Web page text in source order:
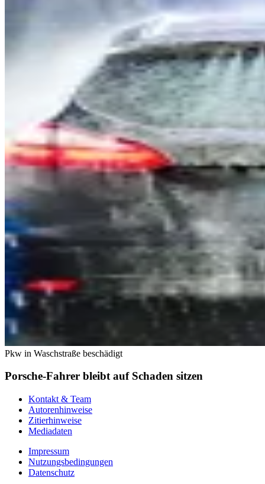
Pkw in Waschstraße beschädigt
Porsche-Fahrer bleibt auf Schaden sitzen
Kontakt & Team
Autorenhinweise
Zitierhinweise
Mediadaten
Impressum
Nutzungsbedingungen
Datenschutz